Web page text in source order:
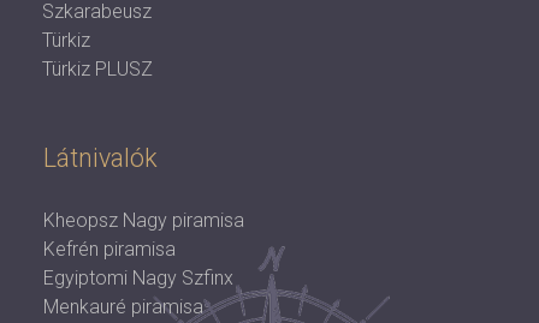
Szkarabeusz
Türkiz
Türkiz PLUSZ
Látnivalók
Kheopsz Nagy piramisa
Kefrén piramisa
Egyiptomi Nagy Szfinx
Menkauré piramisa